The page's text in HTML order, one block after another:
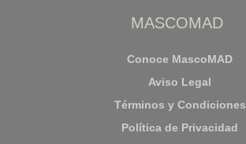
MASCOMAD
Conoce MascoMAD
Aviso Legal
Términos y Condiciones
Política de Privacidad